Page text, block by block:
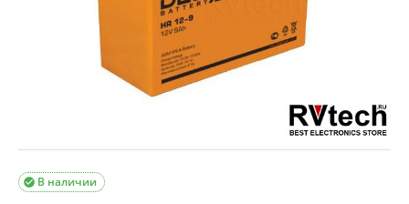
В наличии
